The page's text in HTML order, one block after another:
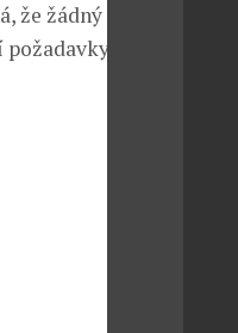
že žádný
na